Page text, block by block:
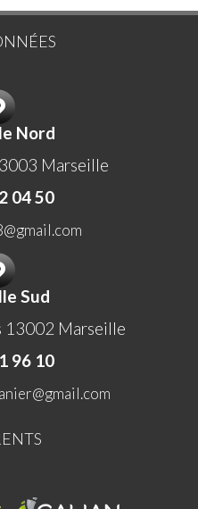
Nord
Marseille
04 50
Sud
13002 Marseille
96 10